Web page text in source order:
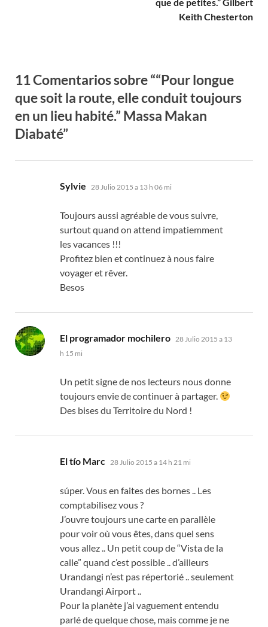
Keith Chesterton
11 Comentarios sobre ““Pour longue
que soit la route,elle conduit toujours
en un lieu habité.” Massa Makan
Diabaté”
Sylvie dice:
28 Julio 2015 a 13 h 06 mi
Toujours aussi agréable de vous suivre,
surtout quand on attend impatiemment
les vacances !!!
Profitez bien et continuez à nous faire
voyager et rêver.
Besos
El programador mochilero dice:
28 Julio 2015 a 13
h 15 mi
Un petit signe de nos lecteurs nous donne
toujours envie de continuer à partager.
Des bises du Territoire du Nord !
El tío Marc dice:
28 Julio 2015 a 14 h 21 mi
súper.Vous en faites des bornes.. Les
comptabilisez vous?
J’ouvre toujours une carte en parallèle
pour voir où vous êtes,dans quel sens
vous allez.. Un petit coup de“Vista de la
calle” quand c’est possible..d’ailleurs
Urandangi n’est pas répertorié..seulement
Urandangi Airport..
Pour la planète j’ai vaguement entendu
parlé de quelque chose, mais comme je ne